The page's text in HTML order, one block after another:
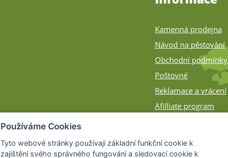
Kamenná prodejna
Návod na pěstování
Obchodní podmínky
Poštovné
Reklamace a vrácení
Afilliate program
Používáme Cookies
Tyto webové stránky používají základní funkční cookie k
zajištění svého správného fungování a sledovací cookie k